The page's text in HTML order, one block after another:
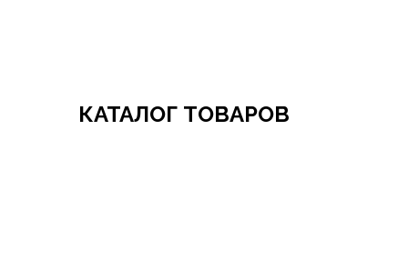
КАТАЛОГ ТОВАРОВ